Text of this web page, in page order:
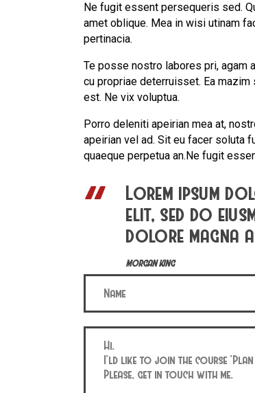
Ne fugit essent persequeris sed.
amet oblique. Mea in wisi utinam
pertinacia.
Te posse nostro labores pri, agam
cu propriae deterruisset. Ea
est. Ne vix voluptua.
Porro deleniti apeirian mea at,
apeirian vel ad. Sit eu facer soluta
quaeque perpetua an.Ne fugit
Lorem ipsum
elit, sed do
dolore magna
MORGAN KING